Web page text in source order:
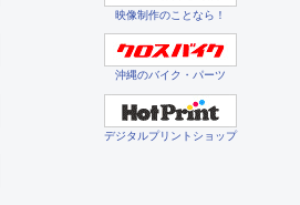
映像制作のことなら！
沖縄のバイク・パーツ
デジタルプリントショップ